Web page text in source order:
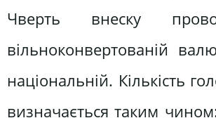
Чверть внеску
вільноконвертованій
національній. Кількість
визначається таким